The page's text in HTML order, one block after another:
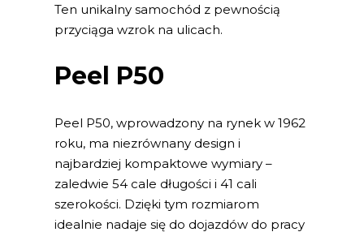
Ten unikalny samochód z pewnością
przyciąga wzrok na ulicach.
Peel P50
Peel P50, wprowadzony na rynek w 1962
roku, ma niezrównany design i
najbardziej kompaktowe wymiary –
zaledwie 54 cale długości i 41 cali
szerokości. Dzięki tym rozmiarom
idealnie nadaje się do dojazdów do pracy